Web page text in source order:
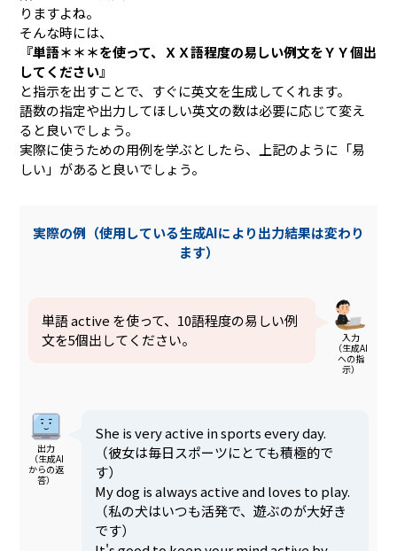
りますよね。
そんな時には、
『単語＊＊＊を使って、ＸＸ語程度の易しい例文をＹＹ個出
してください』
と指示を出すことで、すぐに英文を生成してくれます。
語数の指定や出力してほしい英文の数は必要に応じて変え
ると良いでしょう。
実際に使うための用例を学ぶとしたら、上記のように「易
しい」があると良いでしょう。
実際の例（使用している生成AIにより出力結果は変わり
ます）
単語 active を使って、10語程度の易しい例
文を5個出してください。
入力
（生成AI
への指
示）
出力
（生成AI
からの返
答）
She is very active in sports every day.
（彼女は毎日スポーツにとても積極的で
す）
My dog is always active and loves to play.
（私の犬はいつも活発で、遊ぶのが大好き
です）